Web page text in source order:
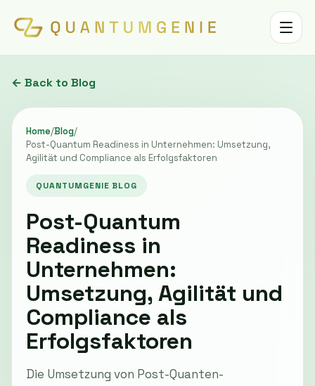
Toggle
← Back to Blog
Home/Blog/
Post-Quantum Readiness in Unternehmen: Umsetzung,
Agilität und Compliance als Erfolgsfaktoren
QUANTUMGENIE BLOG
Post-Quantum
Readiness in
Unternehmen:
Umsetzung, Agilität und
Compliance als
Erfolgsfaktoren
Die Umsetzung von Post-Quanten-